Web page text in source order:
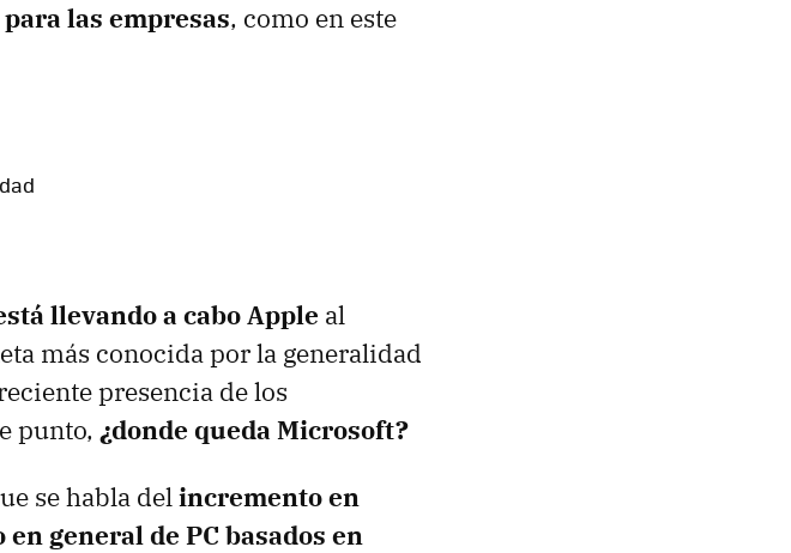
las empresas, como en este
llevando a cabo Apple al
más conocida por la generalidad
presencia de los
punto, ¿donde queda Microsoft?
se habla delincremento en
general de PC basados ​​en